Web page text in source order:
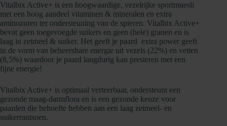
Vitalbix Active+ is een hoogwaardige, vezelrijke sportmuesli
met een hoog aandeel vitaminen & mineralen en extra
aminozuren ter ondersteuning van de spieren. Vitalbix Active+
bevat geen toegevoegde suikers en geen (hele) granen en is
laag in zetmeel & suiker. Het geeft je paard extra power geeft
in de vorm van beheersbare energie uit vezels (22%) en vetten
(8,5%) waardoor je paard langdurig kan presteren met een
fijne energie!
Vitalbix Active+ is optimaal verteerbaar, ondersteunt een
gezonde maag-darmflora en is een gezonde keuze voor
paarden die behoefte hebben aan een laag zetmeel- en
suikerrantsoen.